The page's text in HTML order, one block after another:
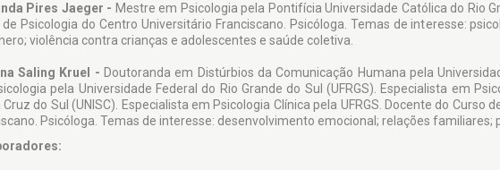
Pires Jaeger - Mestre em Psicologia pela Pontifícia Universidade Católica do Rio
de Psicologia do Centro Universitário Franciscano. Psicóloga. Temas de interesse:
violência contra crianças e adolescentes e saúde coletiva.
Saling Kruel - Doutoranda em Distúrbios da Comunicação Humana pela
pela Universidade Federal do Rio Grande do Sul (UFRGS). Especialista em
do Sul (UNISC). Especialista em Psicologia Clínica pela UFRGS. Docente do Curso
Psicóloga. Temas de interesse: desenvolvimento emocional; relações familiares;